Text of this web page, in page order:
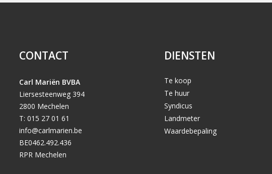
CONTACT
Carl Mariën BVBA
Liersesteenweg 394
2800 Mechelen
T: 015 27 01 61
info@carlmarien.be
BE0462.492.436
RPR Mechelen
DIENSTEN
Te koop
Te huur
Syndicus
Landmeter
Waardebepaling